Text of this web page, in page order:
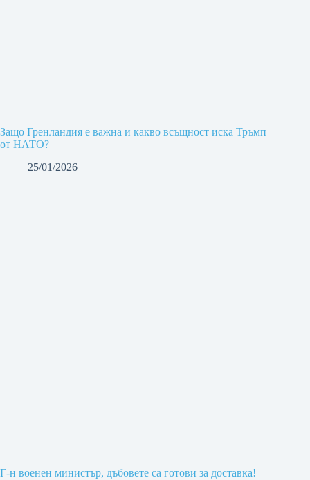
Защо Гренландия е важна и какво всъщност иска Тръмп
от НАТО?
25/01/2026
Г-н военен министър, дъбовете са готови за доставка!